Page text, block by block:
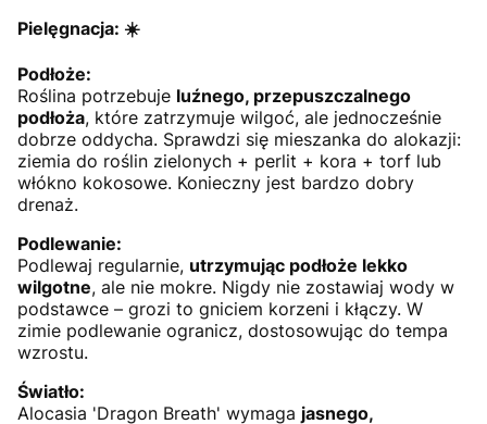
Pielęgnacja: ☀️
Podłoże:
Roślina potrzebuje luźnego, przepuszczalnego
podłoża, które zatrzymuje wilgoć, ale jednocześnie
dobrze oddycha. Sprawdzi się mieszanka do alokazji:
ziemia do roślin zielonych + perlit + kora + torf lub
włókno kokosowe. Konieczny jest bardzo dobry
drenaż.
Podlewanie:
Podlewaj regularnie, utrzymując podłoże lekko
wilgotne, ale nie mokre. Nigdy nie zostawiaj wody w
podstawce – grozi to gniciem korzeni i kłączy. W
zimie podlewanie ogranicz, dostosowując do tempa
wzrostu.
Światło:
Alocasia 'Dragon Breath' wymaga jasnego,